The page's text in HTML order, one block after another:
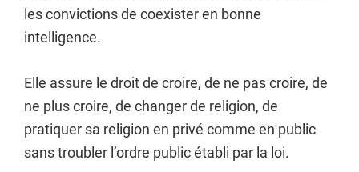
les convictions de coexister en bonne
intelligence.
Elle assure le droit de croire, de ne pas croire, de
ne plus croire, de changer de religion, de
pratiquer sa religion en privé comme en public
sans troubler l’ordre public établi par la loi.